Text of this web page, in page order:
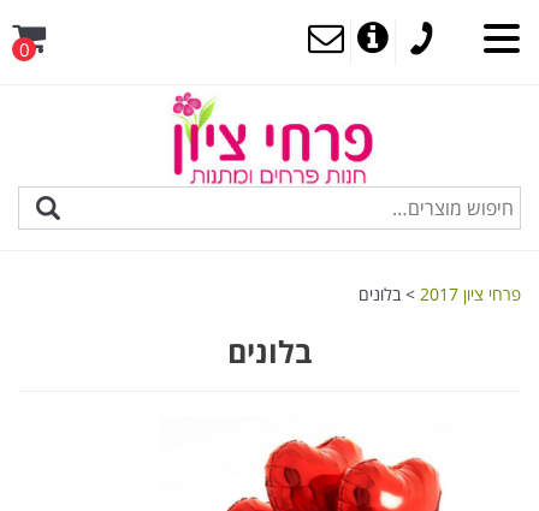
0
פרחי ציון 2017 >בלונים
בלונים